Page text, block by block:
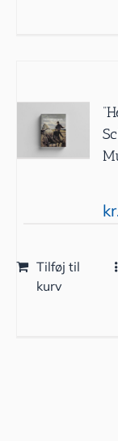
Tilføj til
kurv